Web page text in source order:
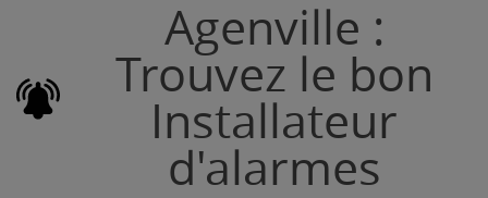
Agenville :
Trouvez le bon
Installateur
d'alarmes